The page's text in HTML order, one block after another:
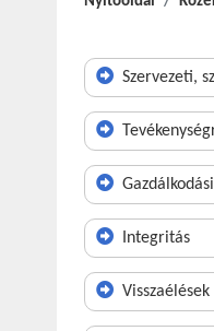
Szervezeti,
Integritás